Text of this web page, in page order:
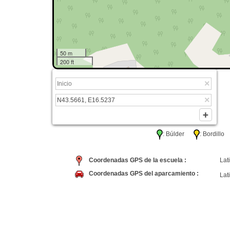
50 m
200 ft
: Búlder :
Coordenadas GPS de la escuela :
Coordenadas GPS del aparcamiento :